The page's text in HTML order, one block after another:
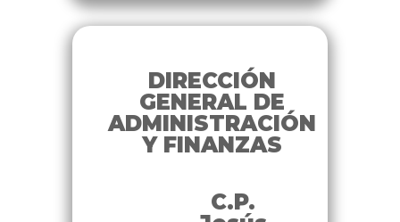
DIRECCIÓN
GENERAL DE
ADMINISTRACIÓN
Y FINANZAS
C.P.